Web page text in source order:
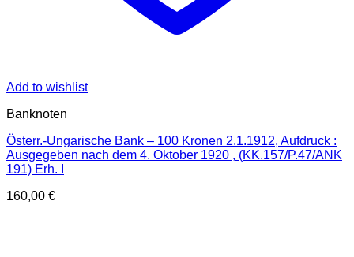
Add to wishlist
Banknoten
Österr.-Ungarische Bank – 100 Kronen 2.1.1912, Aufdruck :
Ausgegeben nach dem 4. Oktober 1920 , (KK.157/P.47/ANK
191) Erh. I
160,00 €